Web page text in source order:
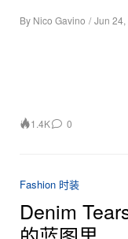
By Nico Gavino / Jun 24,
1.4K 0
Fashion 时装
Denim